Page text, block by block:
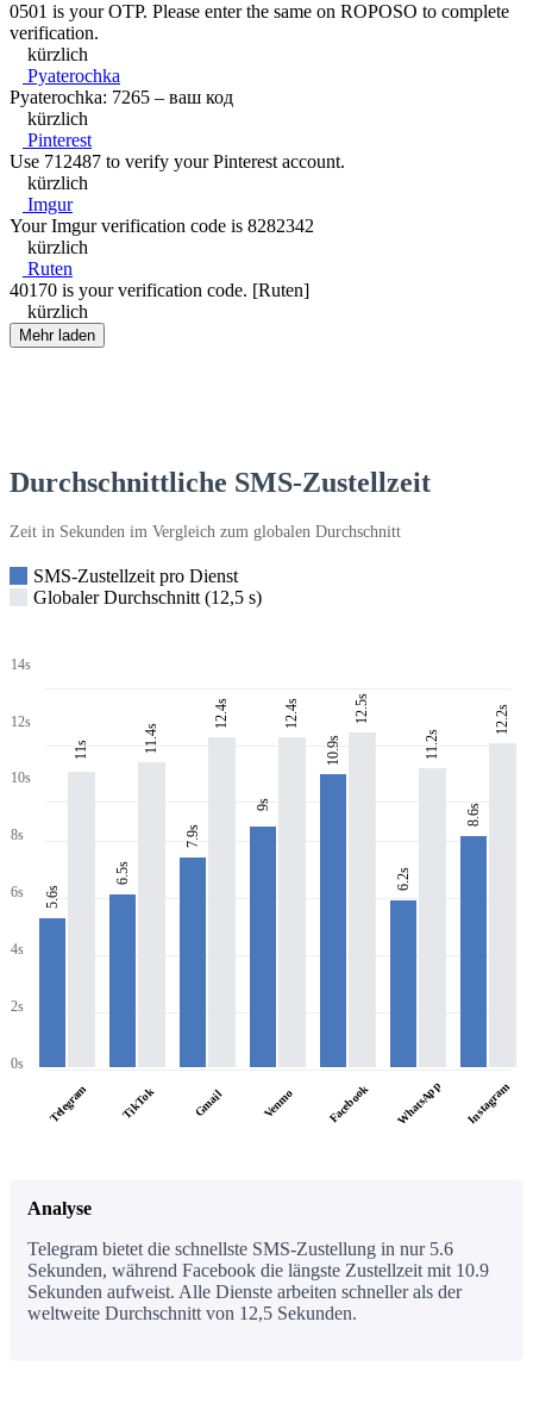
0501 is your OTP. Please enter the same on ROPOSO to complete
verification.
kürzlich
Pyaterochka
Pyaterochka: 7265 – ваш код
kürzlich
Pinterest
Use 712487 to verify your Pinterest account.
kürzlich
Imgur
Your Imgur verification code is 8282342
kürzlich
Ruten
40170 is your verification code. [Ruten]
kürzlich
Mehr laden
Durchschnittliche SMS-Zustellzeit
Zeit in Sekunden im Vergleich zum globalen Durchschnitt
SMS-Zustellzeit pro Dienst
Globaler Durchschnitt (12,5 s)
14s
12s
10s
8s
6s
4s
2s
0s
5.6s
11s
Telegram
6.5s
11.4s
TikTok
7.9s
12.4s
Gmail
9s
12.4s
Venmo
10.9s
12.5s
Facebook
6.2s
11.2s
WhatsApp
8.6s
12.2s
Instagram
Analyse
Telegram bietet die schnellste SMS-Zustellung in nur 5.6
Sekunden, während Facebook die längste Zustellzeit mit 10.9
Sekunden aufweist. Alle Dienste arbeiten schneller als der
weltweite Durchschnitt von 12,5 Sekunden.